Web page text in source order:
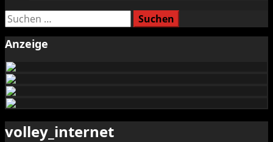
Suchen
Anzeige
volley_internet